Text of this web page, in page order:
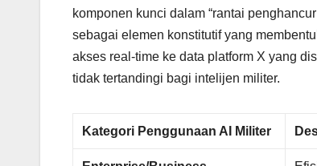
komponen kunci dalam “rantai
sebagai elemen konstitutif yang
akses real-time ke data platform X yang
tidak tertandingi bagi intelijen militer.
Kategori Penggunaan AI Militer